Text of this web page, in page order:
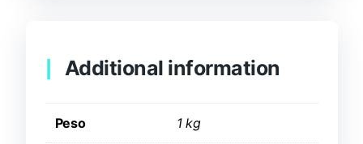
Additional information
Peso 1 kg